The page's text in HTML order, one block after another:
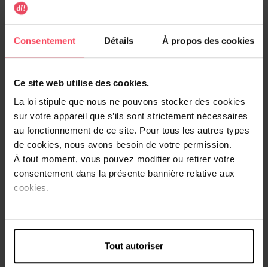
Consentement Détails À propos des cookies
Ce site web utilise des cookies.
La loi stipule que nous ne pouvons stocker des cookies
sur votre appareil que s’ils sont strictement nécessaires
au fonctionnement de ce site. Pour tous les autres types
de cookies, nous avons besoin de votre permission.
À tout moment, vous pouvez modifier ou retirer votre
consentement dans la présente bannière relative aux
cookies.
Tout autoriser
-30%
ZARQA
Clear Skin gel nettoyant
peaux
Nettoyant visage
-30%
ZARQA
Clear Skin Cleansing Tonic
nettoyant peaux jeunes
Tonique
-30%